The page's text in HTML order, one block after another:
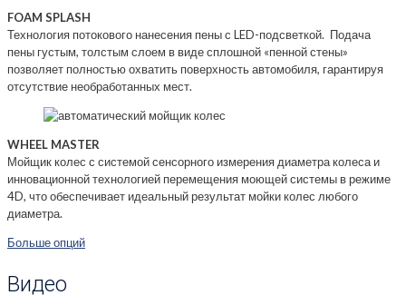
FOAM SPLASH
Технология потокового нанесения пены с LED-подсветкой. Подача
пены густым, толстым слоем в виде сплошной «пенной стены»
позволяет полностью охватить поверхность автомобиля, гарантируя
отсутствие необработанных мест.
WHEEL MASTER
Мойщик колес с системой сенсорного измерения диаметра колеса и
инновационной технологией перемещения моющей системы в режиме
4D, что обеспечивает идеальный результат мойки колес любого
диаметра.
Больше опций
Видео